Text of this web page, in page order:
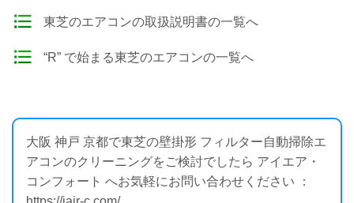
東芝のエアコンの取扱説明書の一覧へ
“R” で始まる東芝のエアコンの一覧へ
大阪 神戸 京都で東芝の壁掛形 フィルター自動掃除エ
アコンのクリーニングをご検討でしたら アイエア・
コンフォート へお気軽にお問い合わせください ：